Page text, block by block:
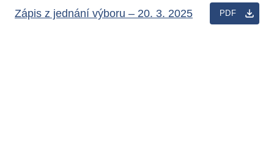
Zápis z jednání výboru – 20. 3. 2025 PDF